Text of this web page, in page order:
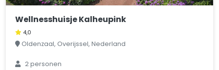
Wellnesshuisje Kalheupink
4,0
Oldenzaal, Overijssel, Nederland
2 personen